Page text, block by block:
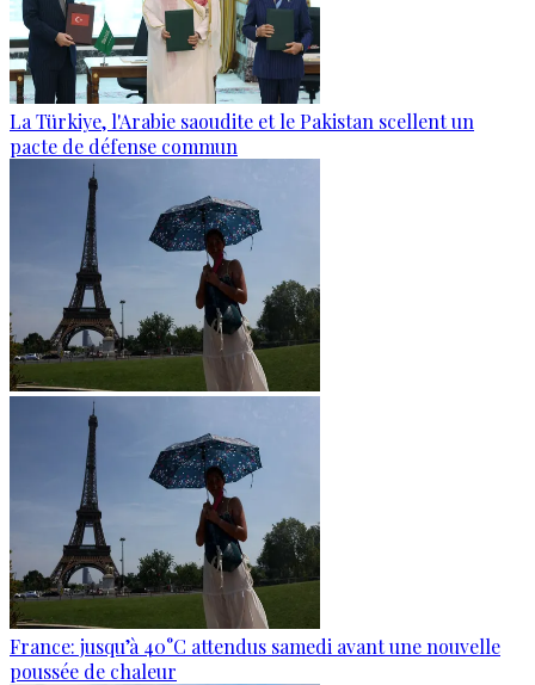
La Türkiye, l'Arabie saoudite et le Pakistan scellent un
pacte de défense commun
France: jusqu’à 40°C attendus samedi avant une nouvelle
poussée de chaleur